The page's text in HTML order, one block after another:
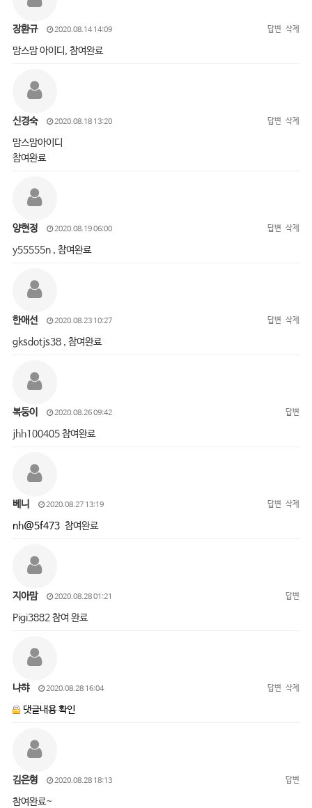
장환규 2020.08.14 14:09 답변 삭제
맘스맘 아이디, 참여완료
신경숙 2020.08.18 13:20 답변 삭제
맘스맘아이디
참여완료
양현정 2020.08.19 06:00 답변 삭제
y55555n , 참여완료
한애선 2020.08.23 10:27 답변 삭제
gksdotjs38 , 참여완료
복둥이 2020.08.26 09:42 답변
jhh100405 참여완료
베니 2020.08.27 13:19 답변 삭제
nh@5f473참여완료
지아맘 2020.08.28 01:21 답변
Pigi3882 참여 완료
냐햐 2020.08.28 16:04 답변 삭제
댓글내용 확인
김은형 2020.08.28 18:13 답변
참여완료~